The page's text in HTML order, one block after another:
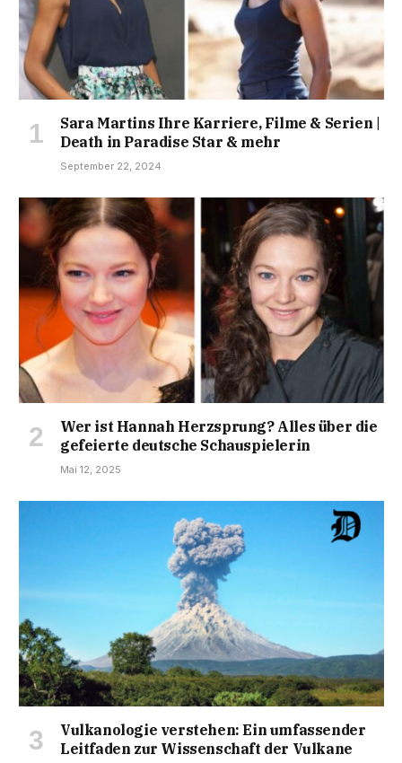
Sara Martins Ihre Karriere, Filme & Serien |
Death in Paradise Star & mehr
September 22, 2024
Wer ist Hannah Herzsprung? Alles über die
gefeierte deutsche Schauspielerin
Mai 12, 2025
Vulkanologie verstehen: Ein umfassender
Leitfaden zur Wissenschaft der Vulkane